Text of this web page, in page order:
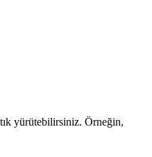
yürütebilirsiniz. Örneğin,